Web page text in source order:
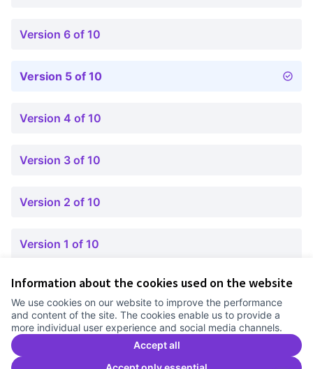
Information about the cookies used on the website
We use cookies on our website to improve the performance
and content of the site. The cookies enable us to provide a
more individual user experience and social media channels.
Accept all
Version 6 of 10
Version 5 of 10
Version 4 of 10
Version 3 of 10
Version 2 of 10
Version 1 of 10
Cookie settings
Comunitat Canòdrom at Facebook
(External link)
Comunitat Canòdrom at Instagram
(External link)
Comunitat Canòdrom at YouTube
(External link)
English
Triar la llenguaElegir el idiomaChoose language